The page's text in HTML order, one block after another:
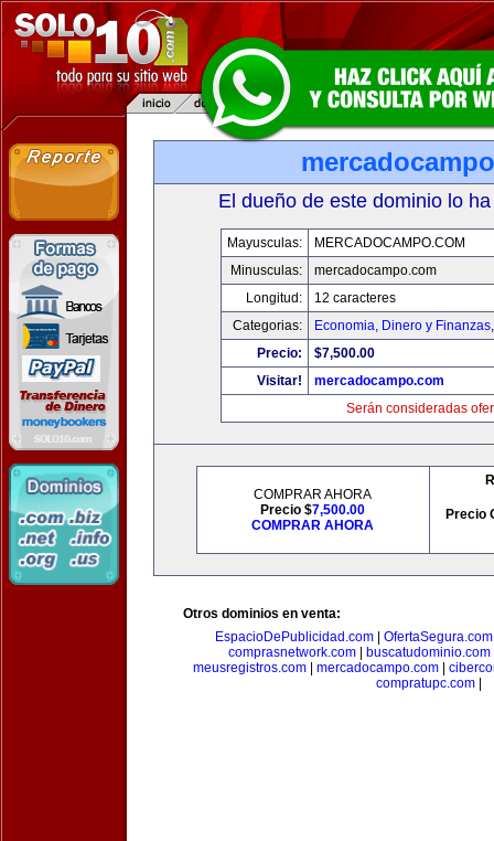
El dueño de este dominio lo
Mayusculas:
MERCADOCAMPO.COM
Minusculas:
mercadocampo.com
Longitud:
12 caracteres
Categorias:
Economia, Dinero y Finanzas
Precio:
$7,500.00
Visitar!
mercadocampo.com
Serán consideradas
COMPRAR AHORA
Precio $7,500.00
COMPRAR AHORA
Precio
Otros dominios en venta:
EspacioDePublicidad.com| OfertaSegura.com
comprasnetwork.com
buscatudominio.com
meusregistros.com| mercadocampo.com|
compratupc.com